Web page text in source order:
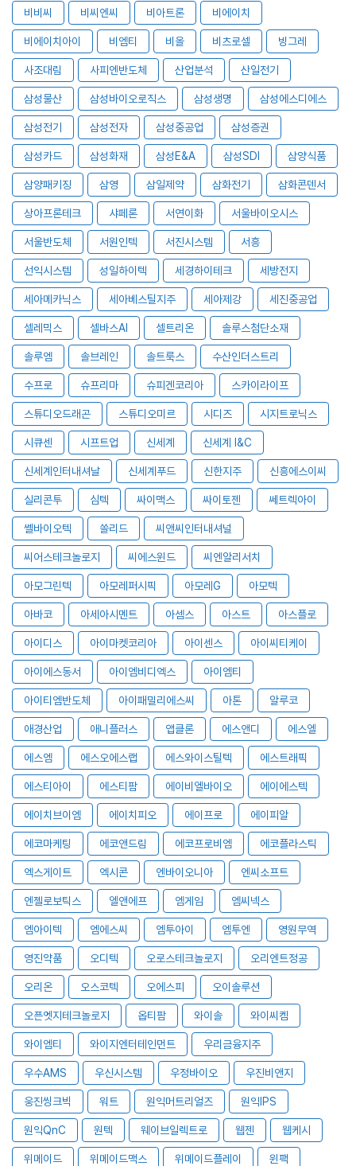
비비씨 비씨엔씨 비아트론 비에이치
비에이치아이 비엠티 비올 비츠로셀 빙그레
사조대림 사피엔반도체 산업분석 산일전기
삼성물산 삼성바이오로직스 삼성생명 삼성에스디에스
삼성전기 삼성전자 삼성중공업 삼성증권
삼성카드 삼성화재 삼성E&A 삼성SDI 삼양식품
삼양패키징 삼영 삼일제약 삼화전기 삼화콘덴서
상아프론테크 샤페론 서연이화 서울바이오시스
서울반도체 서원인텍 서진시스템 서흥
선익시스템 성일하이텍 세경하이테크 세방전지
세아메카닉스 세아베스틸지주 세아제강 세진중공업
셀레믹스 셀바스AI 셀트리온 솔루스첨단소재
솔루엠 솔브레인 솔트룩스 수산인더스트리
수프로 슈프리마 슈피겐코리아 스카이라이프
스튜디오드래곤 스튜디오미르 시디즈 시지트로닉스
시큐센 시프트업 신세계 신세계 I&C
신세계인터내셔날 신세계푸드 신한지주 신흥에스이씨
실리콘투 심텍 싸이맥스 싸이토젠 쎄트렉아이
쎌바이오텍 쏠리드 씨앤씨인터내셔널
씨어스테크놀로지 씨에스윈드 씨엔알리서치
아모그린텍 아모레퍼시픽 아모레G 아모텍
아바코 아세아시멘트 아셈스 아스트 아스플로
아이디스 아이마켓코리아 아이센스 아이씨티케이
아이에스동서 아이엠비디엑스 아이엠티
아이티엠반도체 아이패밀리에스씨 아톤 알루코
애경산업 애니플러스 앱클론 에스앤디 에스엘
에스엠 에스오에스랩 에스와이스틸텍 에스트래픽
에스티아이 에스티팜 에이비엘바이오 에이에스텍
에이치브이엠 에이치피오 에이프로 에이피알
에코마케팅 에코앤드림 에코프로비엠 에코플라스틱
엑스게이트 엑시콘 엔바이오니아 엔씨소프트
엔젤로보틱스 엘앤에프 엠게임 엠씨넥스
엠아이텍 엠에스씨 엠투아이 엠투엔 영원무역
영진약품 오디텍 오로스테크놀로지 오리엔트정공
오리온 오스코텍 오에스피 오이솔루션
오픈엣지테크놀로지 옵티팜 와이솔 와이씨켐
와이엠티 와이지엔터테인먼트 우리금융지주
우수AMS 우신시스템 우정바이오 우진비앤지
웅진씽크빅 워트 원익머트리얼즈 원익IPS
원익QnC 원텍 웨이브일렉트로 웹젠 웹케시
위메이드 위메이드맥스 위메이드플레이 윈팩